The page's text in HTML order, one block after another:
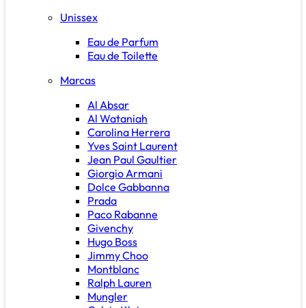
Unissex
Eau de Parfum
Eau de Toilette
Marcas
Al Absar
Al Wataniah
Carolina Herrera
Yves Saint Laurent
Jean Paul Gaultier
Giorgio Armani
Dolce Gabbanna
Prada
Paco Rabanne
Givenchy
Hugo Boss
Jimmy Choo
Montblanc
Ralph Lauren
Mungler